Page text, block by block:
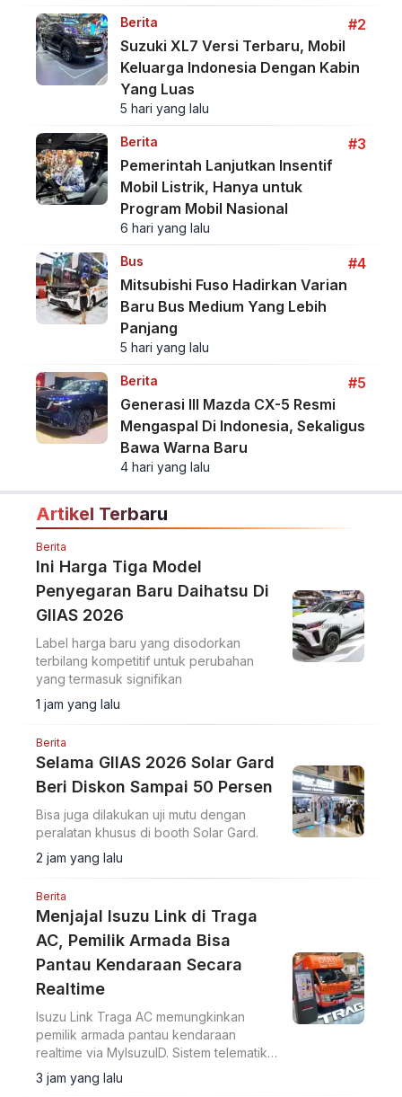
Berita
#2
Suzuki XL7 Versi Terbaru, Mobil
Keluarga Indonesia Dengan Kabin
Yang Luas
5 hari yang lalu
Berita
#3
Pemerintah Lanjutkan Insentif
Mobil Listrik, Hanya untuk
Program Mobil Nasional
6 hari yang lalu
Bus
#4
Mitsubishi Fuso Hadirkan Varian
Baru Bus Medium Yang Lebih
Panjang
5 hari yang lalu
Berita
#5
Generasi III Mazda CX-5 Resmi
Mengaspal Di Indonesia, Sekaligus
Bawa Warna Baru
4 hari yang lalu
Artikel Terbaru
Berita
Ini Harga Tiga Model
Penyegaran Baru Daihatsu Di
GIIAS 2026
Label harga baru yang disodorkan
terbilang kompetitif untuk perubahan
yang termasuk signifikan
1 jam yang lalu
Berita
Selama GIIAS 2026 Solar Gard
Beri Diskon Sampai 50 Persen
Bisa juga dilakukan uji mutu dengan
peralatan khusus di booth Solar Gard.
2 jam yang lalu
Berita
Menjajal Isuzu Link di Traga
AC, Pemilik Armada Bisa
Pantau Kendaraan Secara
Realtime
Isuzu Link Traga AC memungkinkan
pemilik armada pantau kendaraan
realtime via MyIsuzuID. Sistem telematika
ini pantau lokasi, kecepatan, dan
operasional kendaraan.
3 jam yang lalu